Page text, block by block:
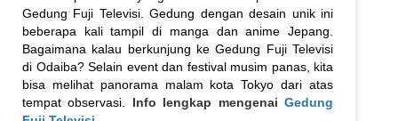
Gedung Fuji Televisi. Gedung dengan desain unik ini
beberapa kali tampil di manga dan anime Jepang.
Bagaimana kalau berkunjung ke Gedung Fuji Televisi
di Odaiba? Selain event dan festival musim panas, kita
bisa melihat panorama malam kota Tokyo dari atas
tempat observasi. Info lengkap mengenaiGedung